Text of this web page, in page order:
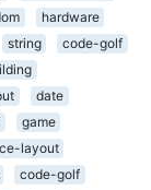
hardware
string
code-golf
date
game
layout
code-golf